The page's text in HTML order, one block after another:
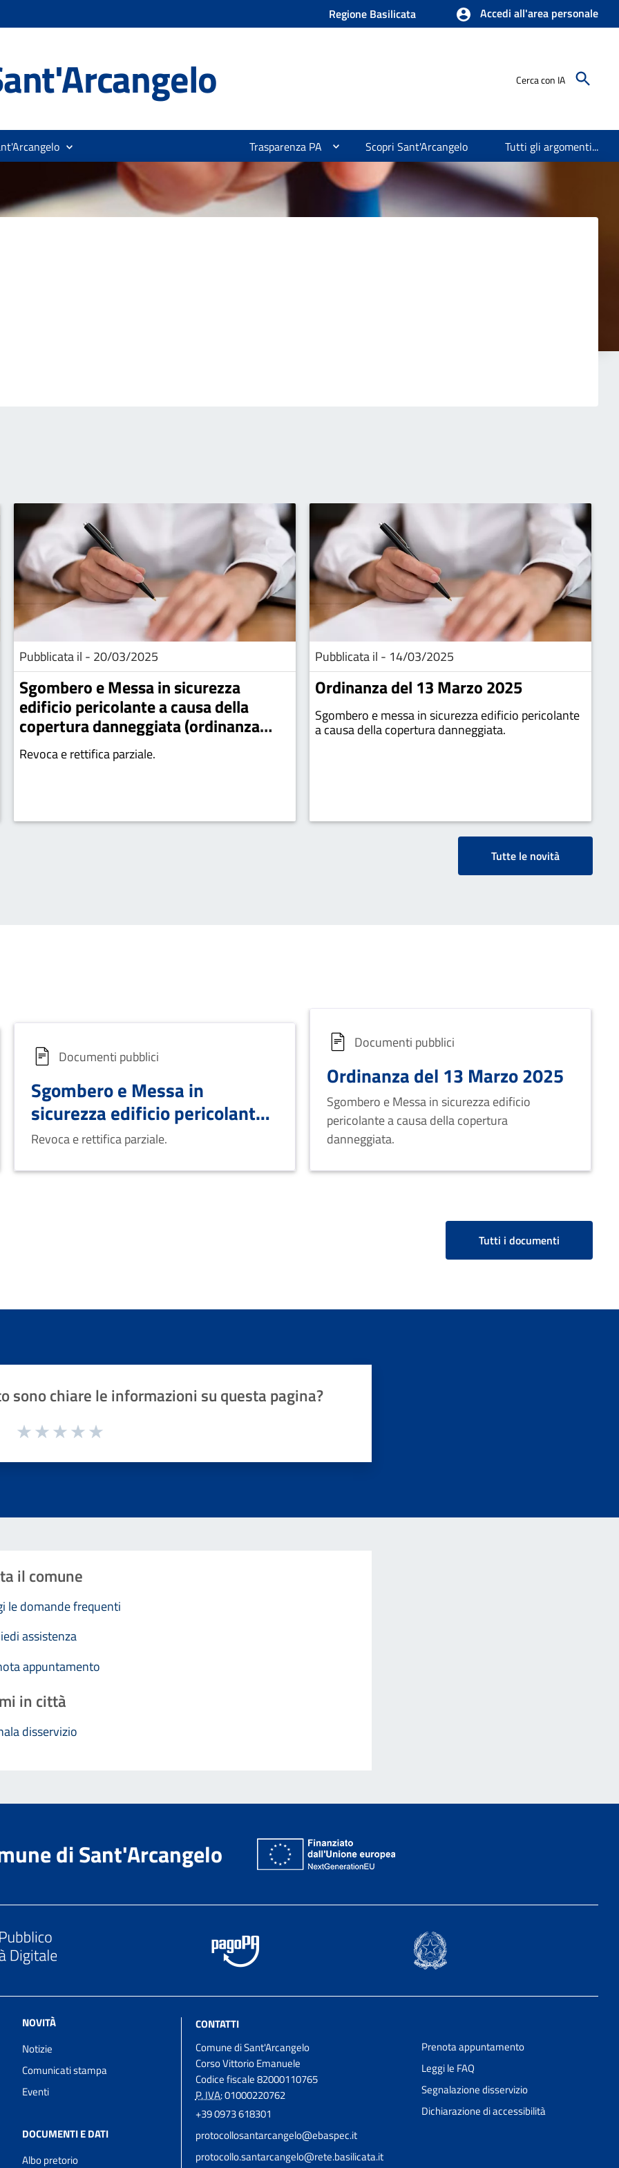
Regione Basilicata Accedi all'area personale
Cerca con IA
Trasparenza PA Scopri Sant'Arcangelo Tutti gli argomenti...
Pubblicata il - 20/03/2025
Sgombero e Messa in sicurezza
edificio pericolante a causa della
copertura danneggiata (ordinanza
contingibile e urgente nr.Prog.Ord.
14- prot.n.3754 del 14/03/2025)
Revoca e rettifica parziale.
Pubblicata il - 14/03/2025
Ordinanza del 13 Marzo 2025
Sgombero e messa in sicurezza edificio pericolante
a causa della copertura danneggiata.
Tutte le novità
Documenti pubblici
Sgombero e Messa in
sicurezza edificio pericolante
a causa della copertura
contingibile e urgente
Revoca e rettifica parziale.
Documenti pubblici
Ordinanza del 13 Marzo 2025
Sgombero e Messa in sicurezza edificio
pericolante a causa della copertura
danneggiata.
Tutti i documenti
sono chiare le informazioni su questa pagina?
1 a 5 stelle la pagina
il comune
le domande frequenti
assistenza
appuntamento
in città
disservizio
di Sant'Arcangelo
NOVITÀ
Notizie
Comunicati stampa
Eventi
DOCUMENTI E DATI
Albo pretorio
CONTATTI
Comune di Sant'Arcangelo
Corso Vittorio Emanuele
Codice fiscale 82000110765
P. IVA:01000220762
+39 0973 618301
protocollosantarcangelo@ebaspec.it
protocollo.santarcangelo@rete.basilicata.it
Prenota appuntamento
Leggi le FAQ
Segnalazione disservizio
Dichiarazione di accessibilità